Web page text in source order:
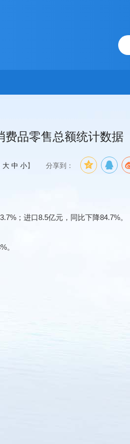
费品零售总额统计数据
大 中 小】 分享到：
；进口8.5亿元，同比下降84.7%。
。